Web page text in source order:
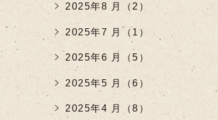
2025年8 月（2）
2025年7 月（1）
2025年6 月（5）
2025年5 月（6）
2025年4 月（8）